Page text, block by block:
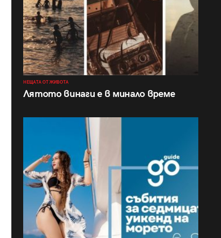
НЕЩАТА ОТ ЖИВОТА
Лятото винаги е в минало време